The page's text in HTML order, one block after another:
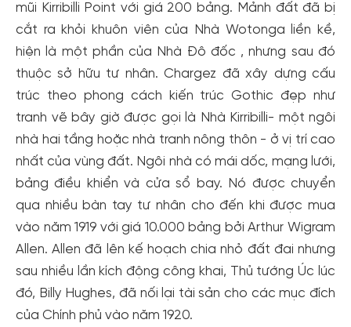
mũi Kirribilli Point với giá 200 bảng. Mảnh đất đã bị
cắt ra khỏi khuôn viên của Nhà Wotonga liền kề,
hiện là một phần của Nhà Đô đốc , nhưng sau đó
thuộc sở hữu tư nhân. Chargez đã xây dựng cấu
trúc theo phong cách kiến ​​trúc Gothic đẹp như
tranh vẽ bây giờ được gọi là Nhà Kirribilli- một ngôi
nhà hai tầng hoặc nhà tranh nông thôn - ở vị trí cao
nhất của vùng đất. Ngôi nhà có mái dốc, mạng lưới,
bảng điều khiển và cửa sổ bay. Nó được chuyển
qua nhiều bàn tay tư nhân cho đến khi được mua
vào năm 1919 với giá 10.000 bảng bởi Arthur Wigram
Allen. Allen đã lên kế hoạch chia nhỏ đất đai nhưng
sau nhiều lần kích động công khai, Thủ tướng Úc lúc
đó, Billy Hughes, đã nối lại tài sản cho các mục đích
của Chính phủ vào năm 1920.